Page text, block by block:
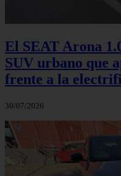
El SEAT Arona
SUV urbano que
frente a la
30/07/2026